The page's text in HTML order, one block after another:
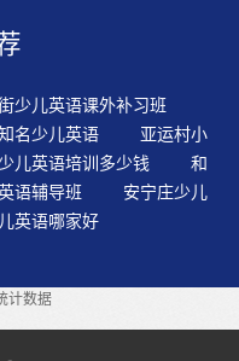
利的英语学习者。语
会犯错误，但永远也
人能更容易重新获得语
字母，通过各种辨识活
从而达到认清字母的
语，用英语去交往，换
趣、科学的方法和应
——这个功能的要求非
了解一些词的组成成分
少儿英语课外补习班
名少儿英语
亚运村小
儿英语培训多少钱
和
语辅导班
安宁庄少儿
英语哪家好
计数据